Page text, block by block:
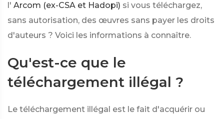
l' Arcom (ex-CSA et Hadopi) si vous téléchargez,
sans autorisation, des œuvres sans payer les droits
d'auteurs ? Voici les informations à connaître.
Qu'est-ce que le
téléchargement illégal ?
Le téléchargement illégal est le fait d'acquérir ou